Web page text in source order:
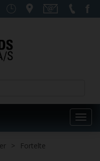
Fortelte